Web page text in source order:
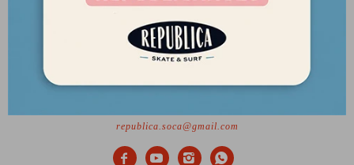
2901 8448 / 098 480 004
Lunes a Viernes de 12 a 18 hs y Sábados de 12 a 17 hs.
republica.soca@gmail.com
   